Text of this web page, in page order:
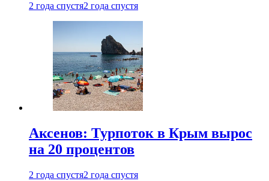
2 года спустя2 года спустя
Аксенов: Турпоток в Крым вырос
на 20 процентов
2 года спустя2 года спустя